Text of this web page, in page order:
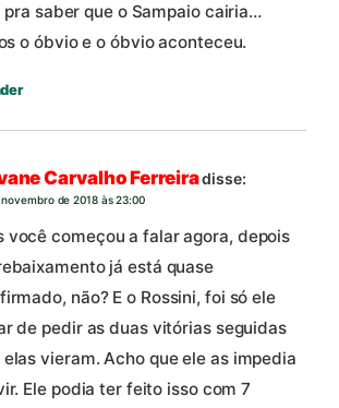
pra saber que o Sampaio cairia…
o óbvio e o óbvio aconteceu.
Carvalho Ferreiradisse:
novembro de 2018 às 23:00
você começou a falar agora, depois
já está quase
não? E o Rossini, foi só ele
de pedir as duas vitórias seguidas
elas vieram. Acho que ele as impedia
Ele podia ter feito isso com 7